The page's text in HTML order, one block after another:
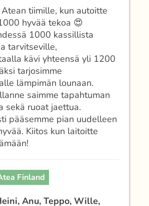
tiimille, kun autoitte
hyvää tekoa 😍
1000 kassillista
tarvitseville,
kävi yhteensä yli 1200
tarjosimme
lämpimän lounaan.
saimme tapahtuman
sekä ruoat jaettua.
pääsemme pian uudelleen
Kiitos kun laitoitte
Finland
Teppo, Wille,